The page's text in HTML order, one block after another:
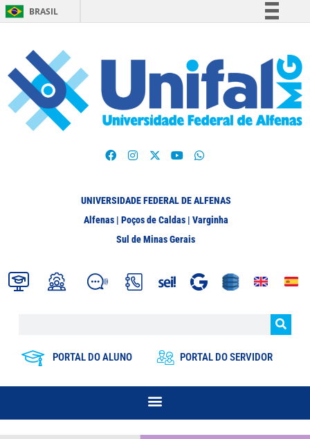
BRASIL
Participe
Acesso à informação
Legislação
UNIVERSIDADE FEDERAL DE ALFENAS
Alfenas | Poços de Caldas | Varginha
Sul de Minas Gerais
PORTAL DO ALUNO PORTAL DO SERVIDOR